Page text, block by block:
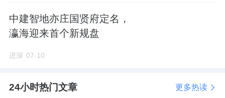
正门在小区东南侧，做了飞檐翘角的中式大
门，向内连接一栋配套楼。
因为社区体量有限，并没有设置下沉庭院。
中建智地亦庄国贤府定名，
瀛海迎来首个新规盘
进深 07-10
24小时热门文章 更多热读